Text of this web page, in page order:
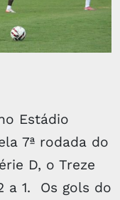
Estádio
7ª rodada do
D, o Treze
a 1. Os gols do